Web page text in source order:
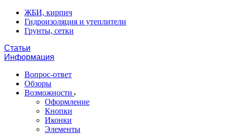
ЖБИ, кирпич
Гидроизоляция и утеплители
Грунты, сетки
Статьи
Информация
Вопрос-ответ
Обзоры
Возможности
Оформление
Кнопки
Иконки
Элементы